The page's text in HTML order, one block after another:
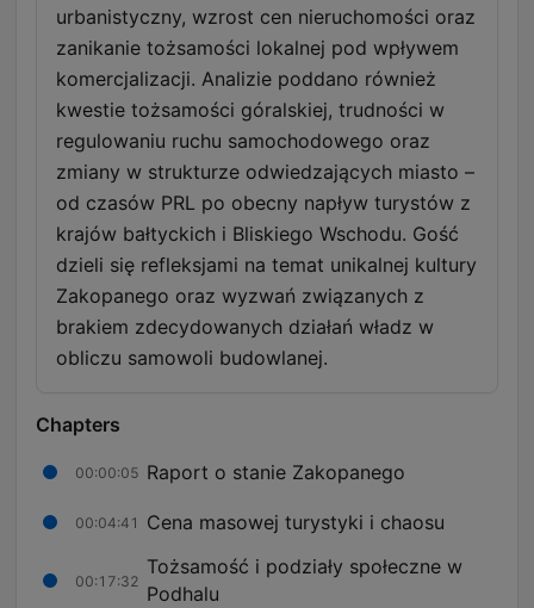
urbanistyczny, wzrost cen nieruchomości oraz
zanikanie tożsamości lokalnej pod wpływem
komercjalizacji. Analizie poddano również
kwestie tożsamości góralskiej, trudności w
regulowaniu ruchu samochodowego oraz
zmiany w strukturze odwiedzających miasto –
od czasów PRL po obecny napływ turystów z
krajów bałtyckich i Bliskiego Wschodu. Gość
dzieli się refleksjami na temat unikalnej kultury
Zakopanego oraz wyzwań związanych z
brakiem zdecydowanych działań władz w
obliczu samowoli budowlanej.
Chapters
00:00:05 Raport o stanie Zakopanego
00:04:41 Cena masowej turystyki i chaosu
00:17:32
Tożsamość i podziały społeczne w
Podhalu